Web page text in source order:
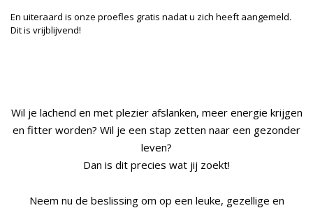
En uiteraard is onze proefles gratis nadat u zich heeft aangemeld.
Dit is vrijblijvend!
Wil je lachend en met plezier afslanken, meer energie krijgen
en fitter worden? Wil je een stap zetten naar een gezonder
leven?
Dan is dit precies wat jij zoekt!
Neem nu de beslissing om op een leuke, gezellige en